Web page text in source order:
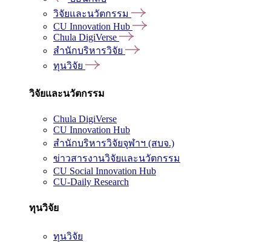
วิจัยและนวัตกรรม
CU Innovation Hub
Chula DigiVerse
สำนักบริหารวิจัย
ทุนวิจัย
วิจัยและนวัตกรรม
Chula DigiVerse
CU Innovation Hub
สำนักบริหารวิจัยจุฬาฯ (สบจ.)
ข่าวสารงานวิจัยและนวัตกรรม
CU Social Innovation Hub
CU-Daily Research
ทุนวิจัย
ทุนวิจัย